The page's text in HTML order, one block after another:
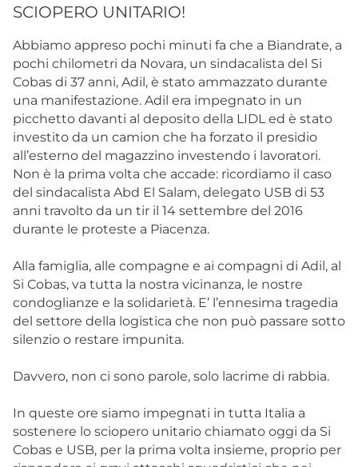
SCIOPERO UNITARIO!
Abbiamo appreso pochi minuti fa che a Biandrate, a
pochi chilometri da Novara, un sindacalista del Si
Cobas di 37 anni, Adil, è stato ammazzato durante
una manifestazione. Adil era impegnato in un
picchetto davanti al deposito della LIDL ed è stato
investito da un camion che ha forzato il presidio
all’esterno del magazzino investendo i lavoratori.
Non è la prima volta che accade: ricordiamo il caso
del sindacalista Abd El Salam, delegato USB di 53
anni travolto da un tir il 14 settembre del 2016
durante le proteste a Piacenza.
Alla famiglia, alle compagne e ai compagni di Adil, al
Si Cobas, va tutta la nostra vicinanza, le nostre
condoglianze e la solidarietà. E’ l’ennesima tragedia
del settore della logistica che non può passare sotto
silenzio o restare impunita.
Davvero, non ci sono parole, solo lacrime di rabbia.
In queste ore siamo impegnati in tutta Italia a
sostenere lo sciopero unitario chiamato oggi da Si
Cobas e USB, per la prima volta insieme, proprio per